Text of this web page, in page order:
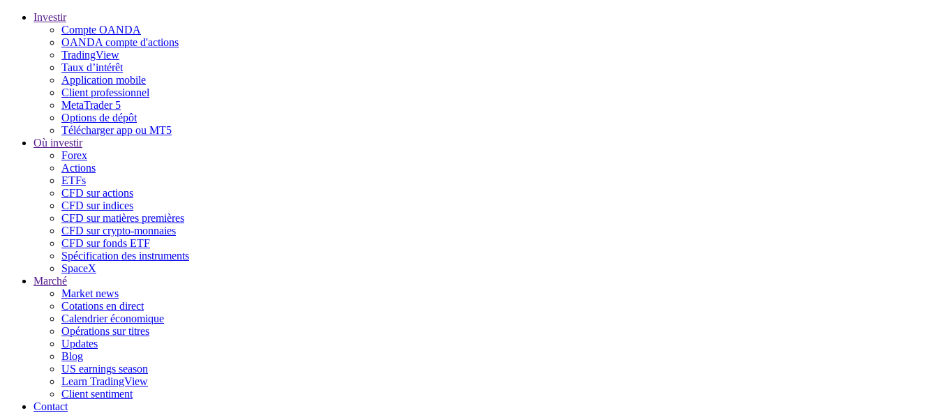
Investir
Compte OANDA
OANDA compte d'actions
TradingView
Taux d’intérêt
Application mobile
Client professionnel
MetaTrader 5
Options de dépôt
Télécharger app ou MT5
Où investir
Forex
Actions
ETFs
CFD sur actions
CFD sur indices
CFD sur matières premières
CFD sur crypto-monnaies
CFD sur fonds ETF
Spécification des instruments
SpaceX
Marché
Market news
Cotations en direct
Calendrier économique
Opérations sur titres
Updates
Blog
US earnings season
Learn TradingView
Client sentiment
Contact